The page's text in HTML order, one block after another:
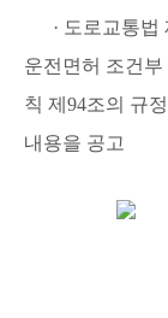
· 도로교통법
운전면허 조건
칙 제94조의 규
내용을 공고